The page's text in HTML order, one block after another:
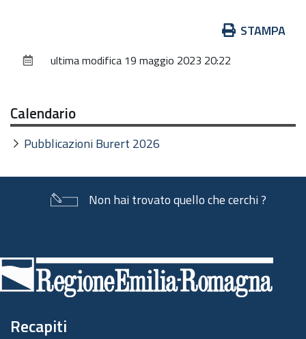
documento
STAMPA
ultima modifica 19 maggio 2023 20:22
Calendario
Pubblicazioni Burert 2026
Non hai trovato quello che cerchi ?
di
pagina
Recapiti